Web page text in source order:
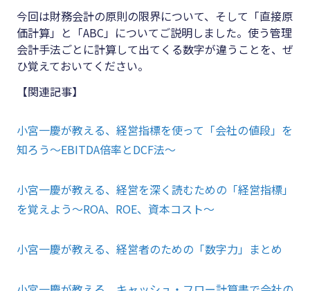
今回は財務会計の原則の限界について、そして「直接原
価計算」と「ABC」についてご説明しました。使う管理
会計手法ごとに計算して出てくる数字が違うことを、ぜ
ひ覚えておいてください。
【関連記事】
小宮一慶が教える、経営指標を使って「会社の値段」を
知ろう～EBITDA倍率とDCF法〜
小宮一慶が教える、経営を深く読むための「経営指標」
を覚えよう～ROA、ROE、資本コスト～
小宮一慶が教える、経営者のための「数字力」まとめ